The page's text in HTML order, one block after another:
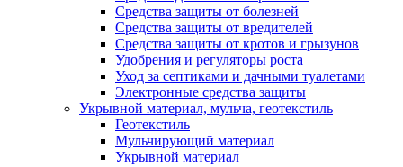
Средства защиты от болезней
Средства защиты от вредителей
Средства защиты от кротов и грызунов
Удобрения и регуляторы роста
Уход за септиками и дачными туалетами
Электронные средства защиты
Укрывной материал, мульча, геотекстиль
Геотекстиль
Мульчирующий материал
Укрывной материал